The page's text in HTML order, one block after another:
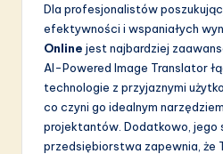
Dla profesjonalistów
efektywności i wspaniałych
Online jest najbardziej
AI-Powered Image Translator
technologie z przyjaznymi
co czyni go idealnym
projektantów. Dodatkowo, jego
przedsiębiorstwa zapewnia, że